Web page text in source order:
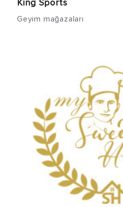
King Sports
Geyim mağazaları